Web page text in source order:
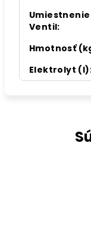
Ventil:
Hmotnosť
Elektrolyt (l)